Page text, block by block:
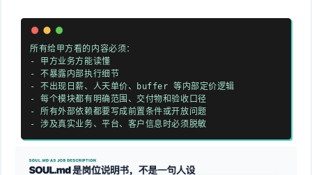
所有给甲方看的内容必须：
-
甲方业务方能读懂
-
不暴露内部执行细节
-
不出现日薪、人天单价、buffer 等内部定价逻辑
-
每个模块都有明确范围、交付物和验收口径
-
所有外部依赖都要写成前置条件或开放问题
-
涉及真实业务、平台、客户信息时必须脱敏